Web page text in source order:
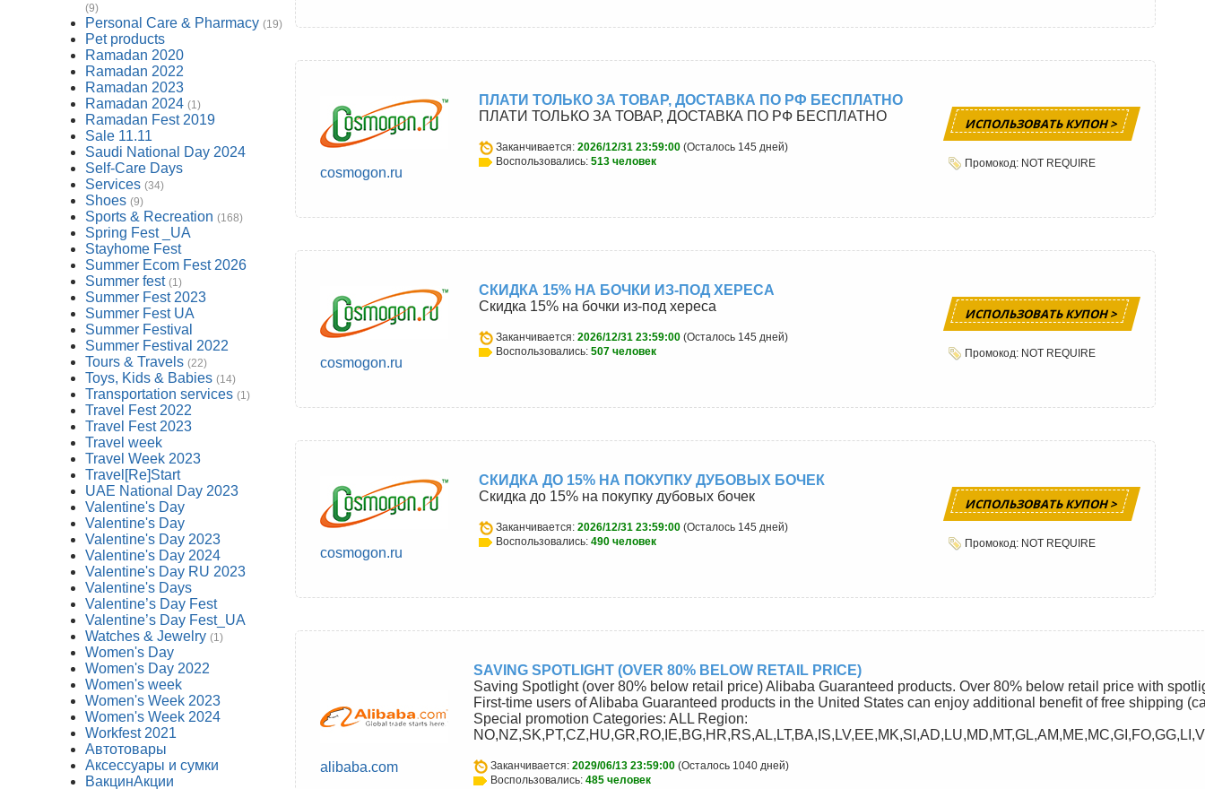
(9)
Personal Care & Pharmacy (19)
Pet products
Ramadan 2020
Ramadan 2022
Ramadan 2023
Ramadan 2024 (1)
Ramadan Fest 2019
Sale 11.11
Saudi National Day 2024
Self-Care Days
Services (34)
Shoes (9)
Sports & Recreation (168)
Spring Fest _UA
Stayhome Fest
Summer Ecom Fest 2026
Summer fest (1)
Summer Fest 2023
Summer Fest UA
Summer Festival
Summer Festival 2022
Tours & Travels (22)
Toys, Kids & Babies (14)
Transportation services (1)
Travel Fest 2022
Travel Fest 2023
Travel week
Travel Week 2023
Travel[Re]Start
UAE National Day 2023
Valentine's Day
Valentine's Day
Valentine's Day 2023
Valentine's Day 2024
Valentine's Day RU 2023
Valentine's Days
Valentine’s Day Fest
Valentine’s Day Fest_UA
Watches & Jewelry (1)
Women's Day
Women's Day 2022
Women's week
Women's Week 2023
Women's Week 2024
Workfest 2021
Автотовары
Аксессуары и сумки
ВакцинАкции
cosmogon.ru
ПЛАТИ ТОЛЬКО ЗА ТОВАР, ДОСТАВКА ПО РФ БЕСПЛАТНО
ПЛАТИ ТОЛЬКО ЗА ТОВАР, ДОСТАВКА ПО РФ БЕСПЛАТНО
Заканчивается: 2026/12/31 23:59:00 (Осталось 145 дней)
Воспользовались: 513 человек
ИСПОЛЬЗОВАТЬ КУПОН >
Промокод: NOT REQUIRE
cosmogon.ru
СКИДКА 15% НА БОЧКИ ИЗ-ПОД ХЕРЕСА
Скидка 15% на бочки из-под хереса
Заканчивается: 2026/12/31 23:59:00 (Осталось 145 дней)
Воспользовались: 507 человек
ИСПОЛЬЗОВАТЬ КУПОН >
Промокод: NOT REQUIRE
cosmogon.ru
СКИДКА ДО 15% НА ПОКУПКУ ДУБОВЫХ БОЧЕК
Скидка до 15% на покупку дубовых бочек
Заканчивается: 2026/12/31 23:59:00 (Осталось 145 дней)
Воспользовались: 490 человек
ИСПОЛЬЗОВАТЬ КУПОН >
Промокод: NOT REQUIRE
alibaba.com
SAVING SPOTLIGHT (OVER 80% BELOW RETAIL PRICE)
Saving Spotlight (over 80% below retail price) Alibaba Guaranteed products. Over 80% below retail price with
First-time users of Alibaba Guaranteed products in the United States can enjoy additional benefit of free shipping
Special promotion Categories: ALL Region:
Заканчивается: 2029/06/13 23:59:00 (Осталось 1040 дней)
Воспользовались: 485 человек